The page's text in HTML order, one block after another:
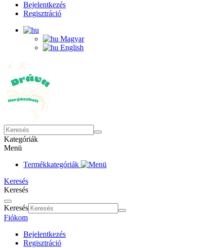
Bejelentkezés
Regisztráció
Magyar
English
Kategóriák
Menü
Termékkategóriák
Keresés
Keresés
Keresés
Fiókom
Bejelentkezés
Regisztráció